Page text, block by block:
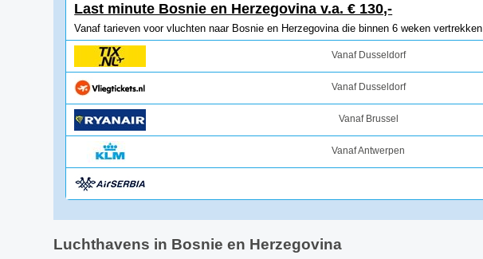
Last minute Bosnie en Herzegovina v.a. € 130,-
Vanaf tarieven voor vluchten naar Bosnie en Herzegovina die binnen 6 weken vertrekken
Vanaf Dusseldorf
Vanaf Dusseldorf
Vanaf Brussel
Vanaf Antwerpen
Luchthavens in Bosnie en Herzegovina